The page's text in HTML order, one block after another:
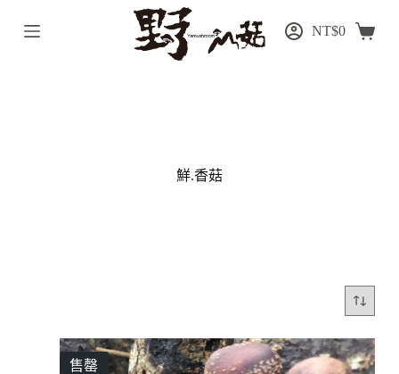
至
NT$0
鮮.香菇
售罄